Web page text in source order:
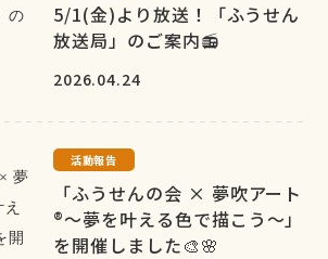
5/1(金)より放送！「ふうせん
放送局」のご案内📻
2026.04.24
活動報告
「ふうせんの会 × 夢吹アート
®〜夢を叶える色で描こう〜」
を開催しました🎨🌸